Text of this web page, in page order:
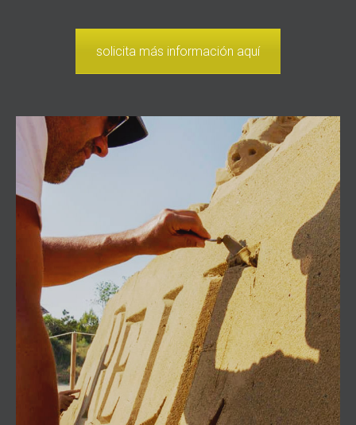
solicita más información aquí
Esculturas de Arena